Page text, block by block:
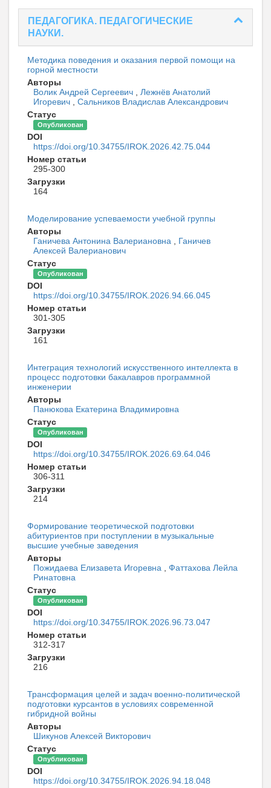
ПЕДАГОГИКА. ПЕДАГОГИЧЕСКИЕ
НАУКИ.
Методика поведения и оказания первой помощи на
горной местности
Авторы
Волик Андрей Сергеевич
Лежнёв Анатолий
Игоревич
Сальников Владислав Александрович
Статус
Опубликован
DOI
https://doi.org/10.34755/IROK.2026.42.75.044
Номер статьи
295-300
Загрузки
164
Моделирование успеваемости учебной группы
Авторы
Ганичева Антонина Валериановна
Ганичев
Алексей Валерианович
Статус
Опубликован
DOI
https://doi.org/10.34755/IROK.2026.94.66.045
Номер статьи
301-305
Загрузки
161
Интеграция технологий искусственного интеллекта в
процесс подготовки бакалавров программной
инженерии
Авторы
Панюкова Екатерина Владимировна
Статус
Опубликован
DOI
https://doi.org/10.34755/IROK.2026.69.64.046
Номер статьи
306-311
Загрузки
214
Формирование теоретической подготовки
абитуриентов при поступлении в музыкальные
высшие учебные заведения
Авторы
Пожидаева Елизавета Игоревна
Фаттахова Лейла
Ринатовна
Статус
Опубликован
DOI
https://doi.org/10.34755/IROK.2026.96.73.047
Номер статьи
312-317
Загрузки
216
Трансформация целей и задач военно-политической
подготовки курсантов в условиях современной
гибридной войны
Авторы
Шикунов Алексей Викторович
Статус
Опубликован
DOI
https://doi.org/10.34755/IROK.2026.94.18.048